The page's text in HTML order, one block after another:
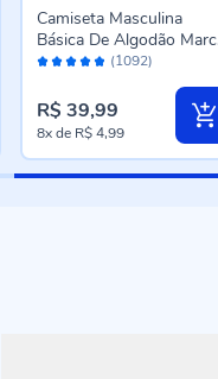
Avaliação: (1092)
Camiseta Masculina
Básica De Algodão Marc
Alain Mescla
R$ 39,99
8xde R$ 4,99